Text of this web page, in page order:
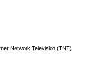
Network Television (TNT)